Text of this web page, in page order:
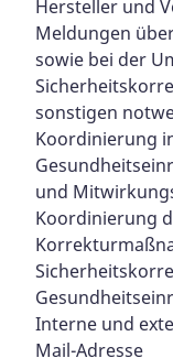
Hersteller und
Meldungen
sowie bei der
sonstigen
Koordinierung
und
Koordinierung
Interne und
Mail-Adresse